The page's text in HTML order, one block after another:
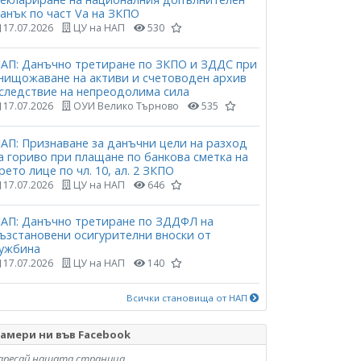
по част Vа на ЗКПО
17.07.2026 ЦУ на НАП 530
Данъчно третиране по ЗКПО и ЗДДС при
на активи и счетоводен архив
на непреодолима сила
17.07.2026 ОУИ Велико Търново 535
Признаване за данъчни цели на разход
гориво при плащане по банкова сметка на
лице по чл. 10, ал. 2 ЗКПО
17.07.2026 ЦУ на НАП 646
Данъчно третиране по ЗДДФЛ на
осигурителни вноски от
17.07.2026 ЦУ на НАП 140
Всички становища от НАП
ни във Facebook